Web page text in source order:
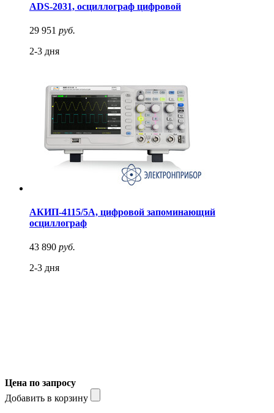
ADS-2031, осциллограф цифровой
29 951 руб.
2-3 дня
АКИП-4115/5А, цифровой запоминающий
осциллограф
43 890 руб.
2-3 дня
Цена по запросу
Добавить в корзину